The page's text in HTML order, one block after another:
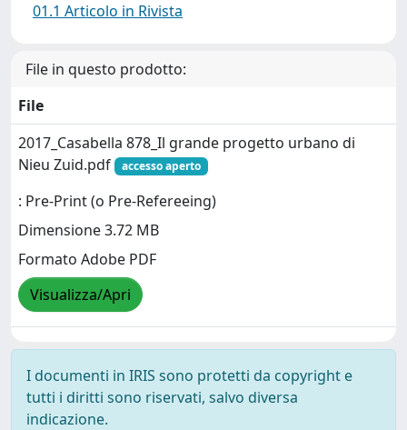
01.1 Articolo in Rivista
File in questo prodotto:
File
2017_Casabella 878_Il grande progetto urbano di
Nieu Zuid.pdf
accesso aperto
: Pre-Print (o Pre-Refereeing)
Dimensione 3.72 MB
Formato Adobe PDF
Visualizza/Apri
I documenti in IRIS sono protetti da copyright e
tutti i diritti sono riservati, salvo diversa
indicazione.